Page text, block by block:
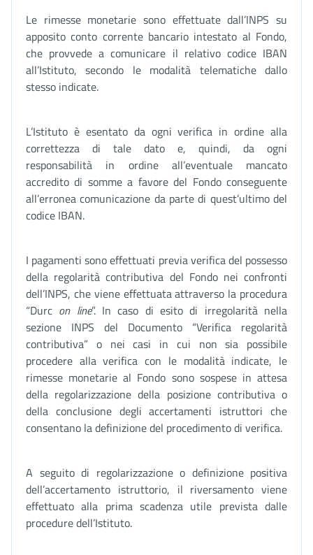
Le rimesse monetarie sono effettuate dall’INPS su
apposito conto corrente bancario intestato al Fondo,
che provvede a comunicare il relativo codice IBAN
all’Istituto, secondo le modalità telematiche dallo
stesso indicate.
L’Istituto è esentato da ogni verifica in ordine alla
correttezza di tale dato e, quindi, da ogni
responsabilità in ordine all’eventuale mancato
accredito di somme a favore del Fondo conseguente
all’erronea comunicazione da parte di quest’ultimo del
codice IBAN.
I pagamenti sono effettuati previa verifica del possesso
della regolarità contributiva del Fondo nei confronti
dell’INPS, che viene effettuata attraverso la procedura
“Durc on line”. In caso di esito di irregolarità nella
sezione INPS del Documento “Verifica regolarità
contributiva” o nei casi in cui non sia possibile
procedere alla verifica con le modalità indicate, le
rimesse monetarie al Fondo sono sospese in attesa
della regolarizzazione della posizione contributiva o
della conclusione degli accertamenti istruttori che
consentano la definizione del procedimento di verifica.
A seguito di regolarizzazione o definizione positiva
dell’accertamento istruttorio, il riversamento viene
effettuato alla prima scadenza utile prevista dalle
procedure dell’Istituto.